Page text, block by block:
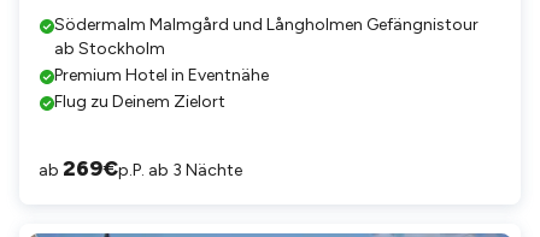
Södermalm Malmgård und Långholmen Gefängnistour
ab Stockholm
Premium Hotel in Eventnähe
Flug zu Deinem Zielort
ab 269€p.P. ab 3 Nächte